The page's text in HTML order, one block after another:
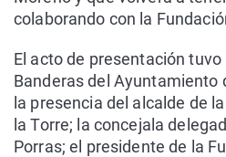
colaborando con la
El acto de presentación
Banderas del Ayuntamiento
la presencia del alcalde de
la Torre; la concejala
Porras; el presidente de la